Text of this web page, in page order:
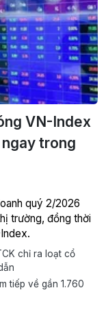
VN-Index
ngay trong
quý 2/2026
trường, đồng thời
chỉ ra loạt cổ
tiếp về gần 1.760